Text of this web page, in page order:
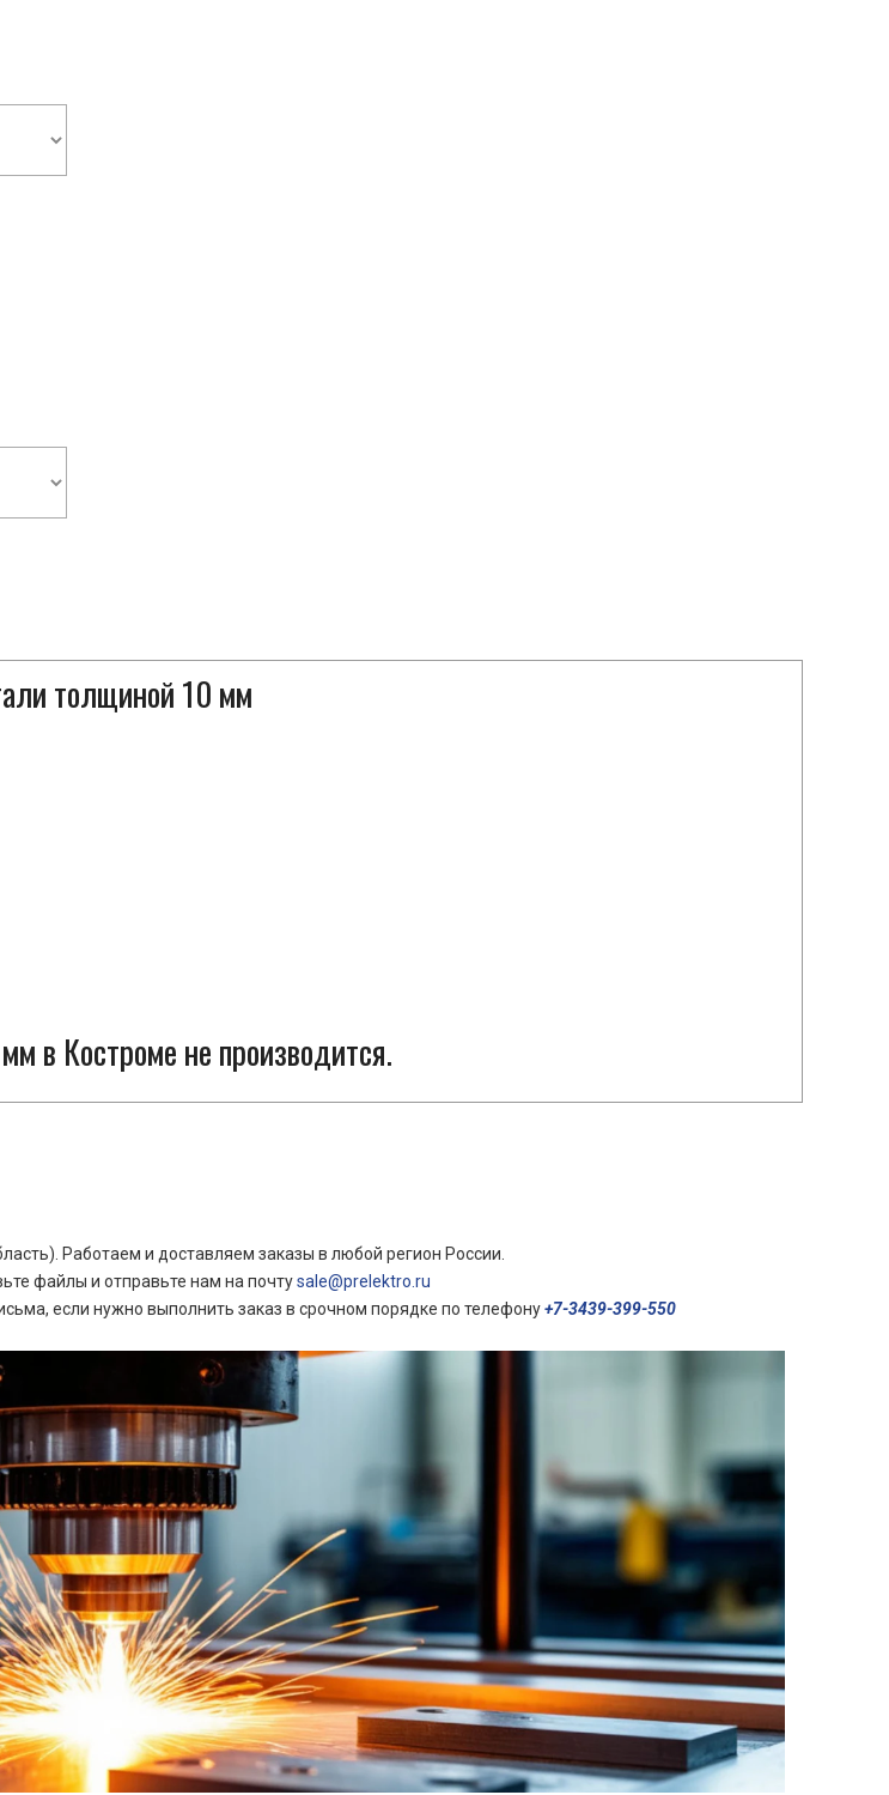
толщиной 10 мм
в Костроме не производится.
Работаем и доставляем заказы в любой регион России.
файлы и отправьте нам на почтуsale@prelektro.ru
если нужно выполнить заказ в срочном порядке по телефону+7-3439-399-550